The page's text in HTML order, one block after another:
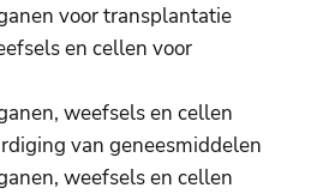
voor transplantatie
en cellen voor
weefsels en cellen
van geneesmiddelen
weefsels en cellen